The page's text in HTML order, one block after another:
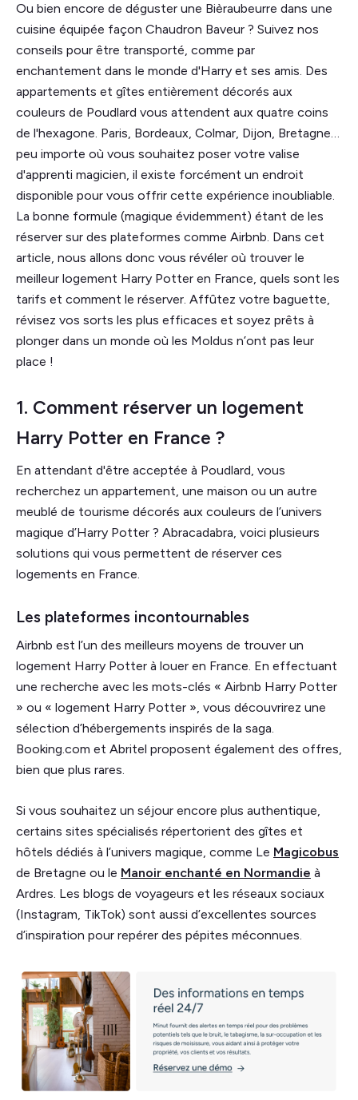
Ou bien encore de déguster une Bièraubeurre dans une
cuisine équipée façon Chaudron Baveur ? Suivez nos
conseils pour être transporté, comme par
enchantement dans le monde d'Harry et ses amis. Des
appartements et gîtes entièrement décorés aux
couleurs de Poudlard vous attendent aux quatre coins
de l'hexagone. Paris, Bordeaux, Colmar, Dijon, Bretagne…
peu importe où vous souhaitez poser votre valise
d'apprenti magicien, il existe forcément un endroit
disponible pour vous offrir cette expérience inoubliable.
La bonne formule (magique évidemment) étant de les
réserver sur des plateformes comme Airbnb. Dans cet
article, nous allons donc vous révéler où trouver le
meilleur logement Harry Potter en France, quels sont les
tarifs et comment le réserver. Affûtez votre baguette,
révisez vos sorts les plus efficaces et soyez prêts à
plonger dans un monde où les Moldus n’ont pas leur
place !
1. Comment réserver un logement
Harry Potter en France ?
En attendant d'être acceptée à Poudlard, vous
recherchez un appartement, une maison ou un autre
meublé de tourisme décorés aux couleurs de l’univers
magique d’Harry Potter ? Abracadabra, voici plusieurs
solutions qui vous permettent de réserver ces
logements en France.
Les plateformes incontournables
Airbnb est l’un des meilleurs moyens de trouver un
logement Harry Potter à louer en France. En effectuant
une recherche avec les mots-clés « Airbnb Harry Potter
» ou « logement Harry Potter », vous découvrirez une
sélection d’hébergements inspirés de la saga.
Booking.com et Abritel proposent également des offres,
bien que plus rares.
Si vous souhaitez un séjour encore plus authentique,
certains sites spécialisés répertorient des gîtes et
hôtels dédiés à l’univers magique, comme Le Magicobus
de Bretagne ou le Manoir enchanté en Normandie à
Ardres. Les blogs de voyageurs et les réseaux sociaux
(Instagram, TikTok) sont aussi d’excellentes sources
d’inspiration pour repérer des pépites méconnues.